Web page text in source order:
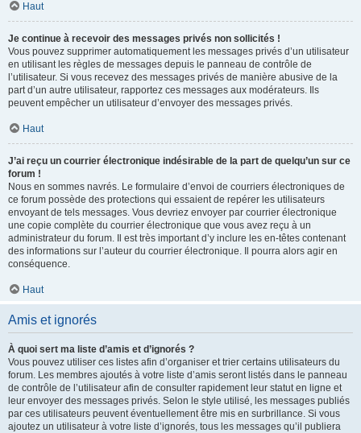
Haut
Je continue à recevoir des messages privés non sollicités !
Vous pouvez supprimer automatiquement les messages privés d’un utilisateur
en utilisant les règles de messages depuis le panneau de contrôle de
l’utilisateur. Si vous recevez des messages privés de manière abusive de la
part d’un autre utilisateur, rapportez ces messages aux modérateurs. Ils
peuvent empêcher un utilisateur d’envoyer des messages privés.
Haut
J’ai reçu un courrier électronique indésirable de la part de quelqu’un sur ce
forum !
Nous en sommes navrés. Le formulaire d’envoi de courriers électroniques de
ce forum possède des protections qui essaient de repérer les utilisateurs
envoyant de tels messages. Vous devriez envoyer par courrier électronique
une copie complète du courrier électronique que vous avez reçu à un
administrateur du forum. Il est très important d’y inclure les en-têtes contenant
des informations sur l’auteur du courrier électronique. Il pourra alors agir en
conséquence.
Haut
Amis et ignorés
À quoi sert ma liste d’amis et d’ignorés ?
Vous pouvez utiliser ces listes afin d’organiser et trier certains utilisateurs du
forum. Les membres ajoutés à votre liste d’amis seront listés dans le panneau
de contrôle de l’utilisateur afin de consulter rapidement leur statut en ligne et
leur envoyer des messages privés. Selon le style utilisé, les messages publiés
par ces utilisateurs peuvent éventuellement être mis en surbrillance. Si vous
ajoutez un utilisateur à votre liste d’ignorés, tous les messages qu’il publiera